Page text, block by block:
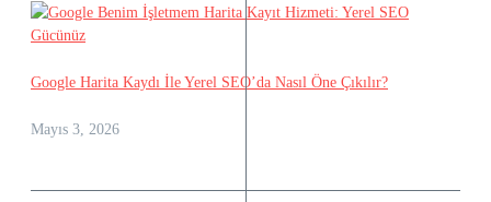
Google Harita Kaydı İle Yerel SEO’da Nasıl Öne Çıkılır?
Mayıs 3, 2026